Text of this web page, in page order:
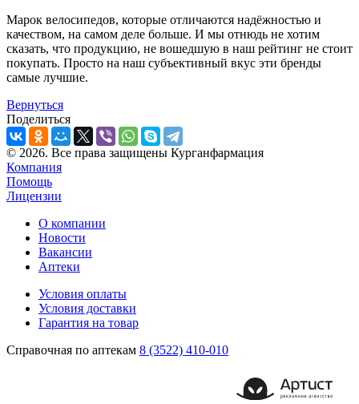
Марок велосипедов, которые отличаются надёжностью и
качеством, на самом деле больше. И мы отнюдь не хотим
сказать, что продукцию, не вошедшую в наш рейтинг не стоит
покупать. Просто на наш субъективный вкус эти бренды
самые лучшие.
Вернуться
Поделиться
© 2026. Все права защищены Курганфармация
Компания
Помощь
Лицензии
О компании
Новости
Вакансии
Аптеки
Условия оплаты
Условия доставки
Гарантия на товар
Справочная по аптекам 8 (3522) 410-010